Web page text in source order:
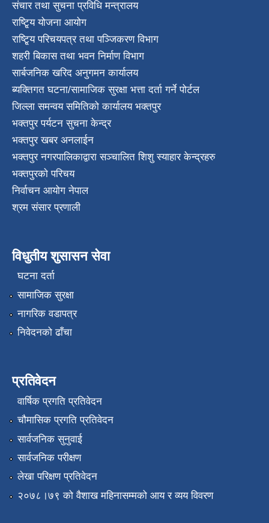
संचार तथा सुचना प्रविधि मन्त्रालय
राष्टि्ृय योजना आयोग
राष्टि्ृय परिचयपत्र तथा पञ्जिकरण विभाग
शहरी बिकास तथा भवन निर्माण विभाग
सार्बजनिक खरिद अनुगमन कार्यालय
ब्यक्तिगत घटना/सामाजिक सुरक्षा भत्ता दर्ता गर्ने पोर्टल
जिल्ला समन्वय समितिको कार्यालय भक्तपुर
भक्तपुर पर्यटन सुचना केन्द्र
भक्तपुर खबर अनलाईन
भक्तपुर नगरपालिकाद्वारा सञ्चालित शिशु स्याहार केन्द्रहरु
भक्तपुरकाे परिचय
निर्वाचन आयोग नेपाल
श्रम संसार प्रणाली
विधुतीय शुसासन सेवा
घटना दर्ता
सामाजिक सुरक्षा
नागरिक वडापत्र
निवेदनको ढाँचा
प्रतिवेदन
वार्षिक प्रगति प्रतिवेदन
चौमासिक प्रगति प्रतिवेदन
सार्वजनिक सुनुवाई
सार्वजनिक परीक्षण
लेखा परिक्षण प्रतिवेदन
२०७८।७९ को वैशाख महिनासम्मको आय र व्यय विवरण